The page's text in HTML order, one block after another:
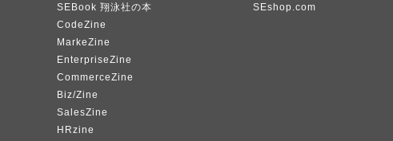
SEBook 翔泳社の本
CodeZine
MarkeZine
EnterpriseZine
CommerceZine
Biz/Zine
SalesZine
HRzine
SEshop.com